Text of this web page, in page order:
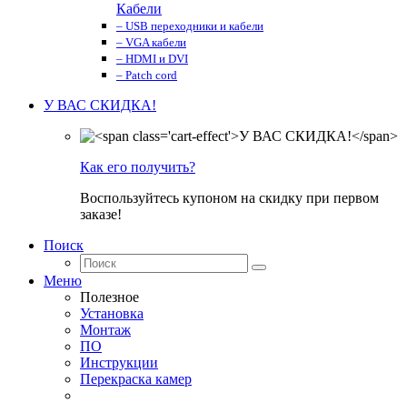
Кабели
– USB переходники и кабели
– VGA кабели
– HDMI и DVI
– Patch cord
У ВАС СКИДКА!
Как его получить?
Воспользуйтесь купоном на скидку при первом
заказе!
Поиск
Меню
Полезное
Установка
Монтаж
ПО
Инструкции
Перекраска камер